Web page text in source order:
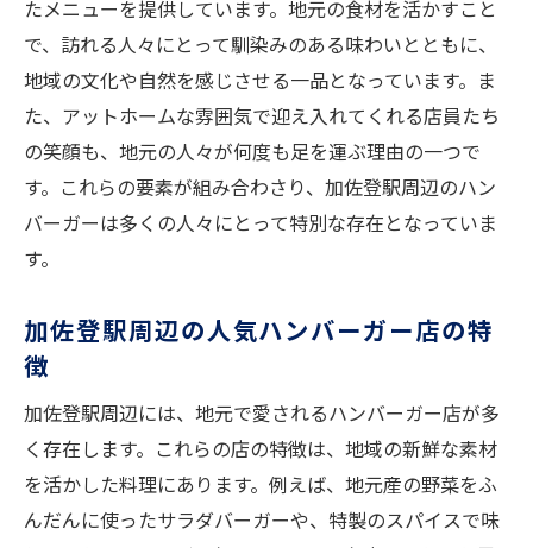
地元のお店で楽しむ絶品ハンバーガー
観光とセットで楽しむハンバーガー
加佐登駅周辺のおすすめハンバーガー店
地元ハンバーガーを巡る小旅行プラン
加佐登駅周辺で見つける隠れ家的ハンバー
ガー店
と裏技
簡単にできる裏技でプロの味を実現
家庭で試したい新しいハンバーガーレシピ
地元の風味を活かすための調理法
たメニューを提供しています。地元の食材を活かすこと
で、訪れる人々にとって馴染みのある味わいとともに、
地域の文化や自然を感じさせる一品となっています。ま
た、アットホームな雰囲気で迎え入れてくれる店員たち
の笑顔も、地元の人々が何度も足を運ぶ理由の一つで
す。これらの要素が組み合わさり、加佐登駅周辺のハン
バーガーは多くの人々にとって特別な存在となっていま
す。
加佐登駅周辺の人気ハンバーガー店の特
徴
加佐登駅周辺には、地元で愛されるハンバーガー店が多
く存在します。これらの店の特徴は、地域の新鮮な素材
を活かした料理にあります。例えば、地元産の野菜をふ
んだんに使ったサラダバーガーや、特製のスパイスで味